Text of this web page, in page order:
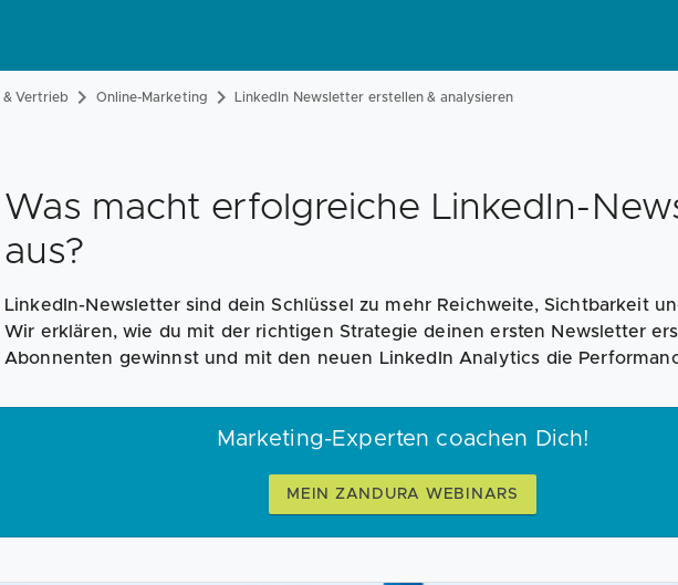
Vertrieb Online-Marketing LinkedIn Newsletter erstellen & analysieren
Was macht erfolgreiche LinkedIn-
aus?
LinkedIn-Newsletter sind dein Schlüssel zu mehr Reichweite, Sichtbarkeit
Wir erklären, wie du mit der richtigen Strategie deinen ersten Newsletter
Abonnenten gewinnst und mit den neuen LinkedIn Analytics die
Marketing-Experten coachen Dich!
MEIN ZANDURA WEBINARS